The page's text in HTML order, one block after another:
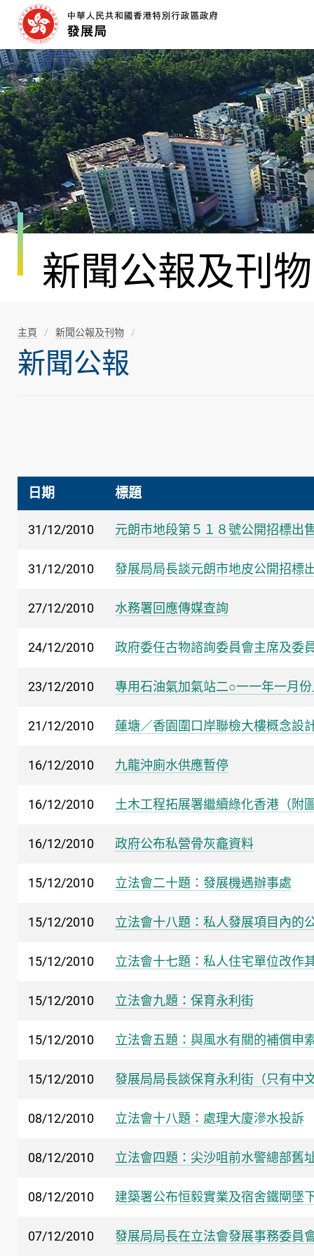
容
開
始
新聞公報及刊物
主頁 新聞公報及刊物
新聞公報
日期 標題
31/12/2010 元朗市地段第５１８號公開招標出
31/12/2010 發展局局長談元朗市地皮公開招標
27/12/2010 水務署回應傳媒查詢
24/12/2010 政府委任古物諮詢委員會主席及委
23/12/2010 專用石油氣加氣站二○一一年一月
21/12/2010 蓮塘／香園圍口岸聯檢大樓概念設
16/12/2010 九龍沖廁水供應暫停
16/12/2010 土木工程拓展署繼續綠化香港（附
16/12/2010 政府公布私營骨灰龕資料
15/12/2010 立法會二十題：發展機遇辦事處
15/12/2010 立法會十八題：私人發展項目內的
15/12/2010 立法會十七題：私人住宅單位改作
15/12/2010 立法會九題：保育永利街
15/12/2010 立法會五題：與風水有關的補償申
15/12/2010 發展局局長談保育永利街（只有中
08/12/2010 立法會十八題：處理大廈滲水投訴
08/12/2010 立法會四題：尖沙咀前水警總部舊
08/12/2010 建築署公布恒毅實業及宿舍鐵閘墜
07/12/2010 發展局局長在立法會發展事務委員